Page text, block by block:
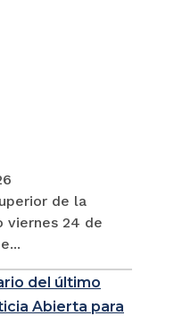
de la
viernes 24 de
del último
Abierta para